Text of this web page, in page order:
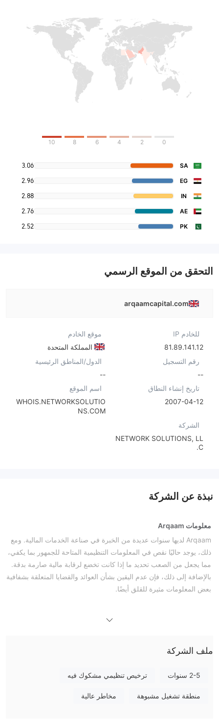
0
2
4
6
8
10
SA
3.06
EG
2.96
IN
2.88
AE
2.76
PK
2.52
التحقق من الموقع الرسمي
arqaamcapital.com
للخادم IP
81.89.141.12
موقع الخادم
المملكة المتحدة
رقم التسجيل
--
الدول/المناطق الرئيسية
--
تاريخ إنشاء النطاق
2007-04-12
اسم الموقع
WHOIS.NETWORKSOLUTIO
NS.COM
الشركة
NETWORK SOLUTIONS, LL
C.
نبذة عن الشركة
معلومات Arqaam
Arqaam لديها سنوات عديدة من الخبرة في صناعة الخدمات المالية. ومع
ذلك، يوجد حاليًا نقص في المعلومات التنظيمية المتاحة للجمهور بما يكفي،
مما يجعل من الصعب تحديد ما إذا كانت تخضع لرقابة مالية صارمة بدقة.
بالإضافة إلى ذلك، فإن عدم اليقين بشأن العوائد والقضايا المتعلقة بشفافية
بعض المعلومات مثيرة للقلق أيضًا.
، مما يجعلها أقل أمانًا من الوسطاء المنظمين.
Arqaam تقدم مجموعة واسعة من المنتجات والخدمات، تلبي الفرص
الإقليمية واحتياجات التجار.
المبيعات والتداول
منطقة الشرق الأوسط وشمال أفريقيا، التداول الإلكتروني، صنع السوق
ملف الشركة
2-5 سنوات ترخيص تنظيمي مشكوك فيه
منطقة تشغيل مشبوهة مخاطر عالية